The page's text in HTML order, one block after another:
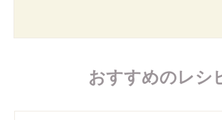
おすすめのレシ